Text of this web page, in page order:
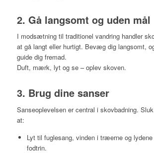
2. Gå langsomt og uden mål
I modsætning til traditionel vandring handler
at gå langt eller hurtigt. Bevæg dig langsomt,
guide dig fremad.
Duft, mærk, lyt og se – oplev skoven.
3. Brug dine sanser
Sanseoplevelsen er central i skovbadning.
at:
Lyt til fuglesang, vinden i træerne og lydene
fodtrin.